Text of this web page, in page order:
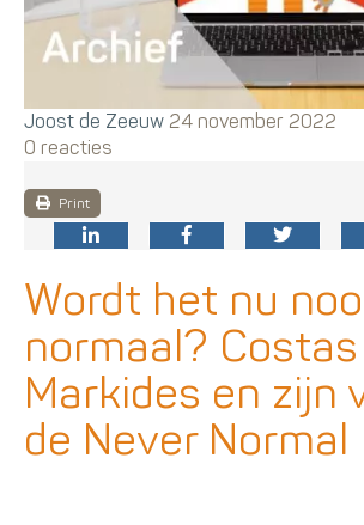
Joost de Zeeuw 24 november 2022
0 reacties
Print
Wordt het nu
normaal? Costas
Markides en zijn
de Never Normal